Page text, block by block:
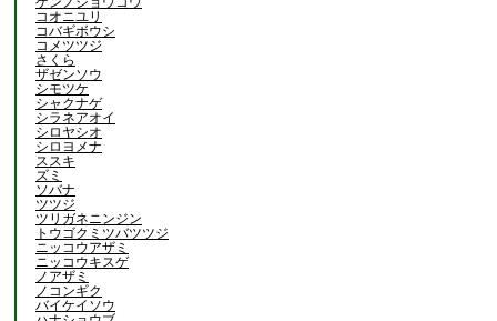
コオニユリ
コバギボウシ
コメツツジ
さくら
ザゼンソウ
シモツケ
シャクナゲ
シラネアオイ
シロヤシオ
シロヨメナ
ススキ
ズミ
ソバナ
ツツジ
ツリガネニンジン
トウゴクミツバツツジ
ニッコウアザミ
ニッコウキスゲ
ノアザミ
ノコンギク
バイケイソウ